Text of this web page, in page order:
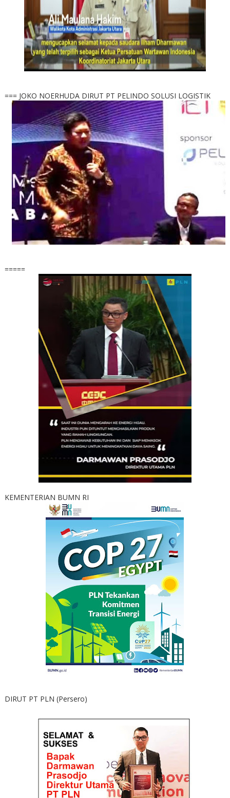
=== JOKO NOERHUDA DIRUT PT PELINDO SOLUSI LOGISTIK
=====
KEMENTERIAN BUMN RI
DIRUT PT PLN (Persero)